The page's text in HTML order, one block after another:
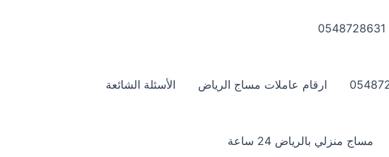
ارقام عاملات مساج الرياض الأسئلة الشائعة
مساج منزلي بالرياض 24 ساعة